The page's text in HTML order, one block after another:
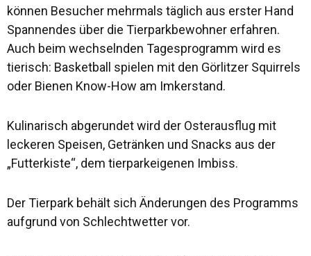
können Besucher mehrmals täglich aus erster Hand
Spannendes über die Tierparkbewohner erfahren.
Auch beim wechselnden Tagesprogramm wird es
tierisch: Basketball spielen mit den Görlitzer Squirrels
oder Bienen Know-How am Imkerstand.
Kulinarisch abgerundet wird der Osterausflug mit
leckeren Speisen, Getränken und Snacks aus der
„Futterkiste“, dem tierparkeigenen Imbiss.
Der Tierpark behält sich Änderungen des Programms
aufgrund von Schlechtwetter vor.